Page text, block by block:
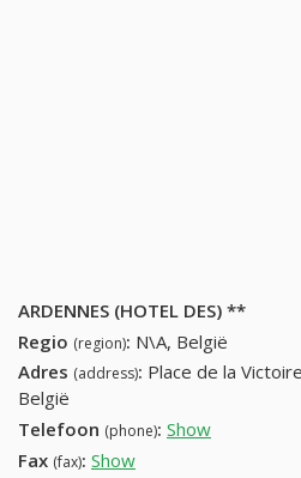
ARDENNES (HOTEL DES) **
Regio (region): N\A, België
Adres (address): Place de la
België
Telefoon (phone): Show
Fax (fax): Show